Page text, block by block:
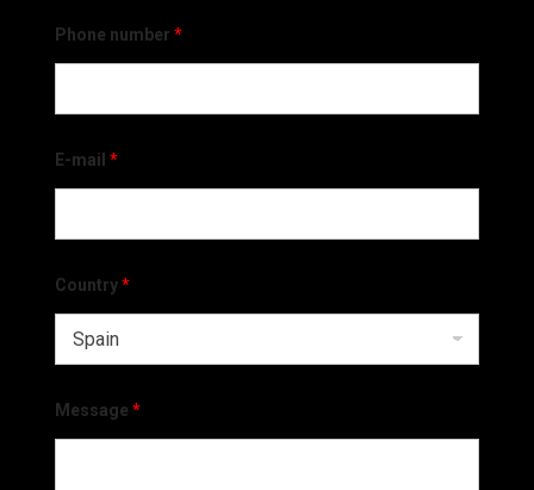
Phone number *
E-mail *
Country*
Message *